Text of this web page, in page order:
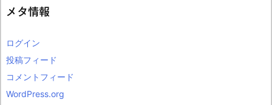
ブ
メタ情報
ログイン
投稿フィード
コメントフィード
WordPress.org